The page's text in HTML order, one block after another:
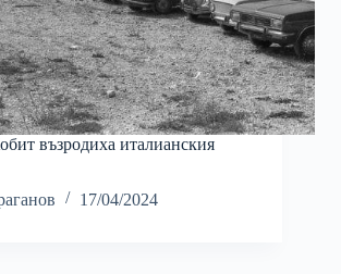
възродиха италианския
17/04/2024